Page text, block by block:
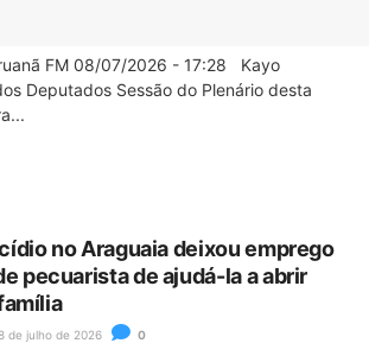
FM 08/07/2026 - 17:28 Kayo
Deputados Sessão do Plenário desta
no Araguaia deixou emprego
pecuarista de ajudá-la a abrir
de julho de 2026 0